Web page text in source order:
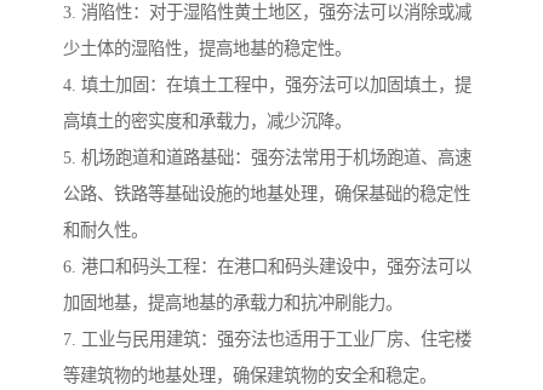
3. 消陷性：对于湿陷性黄土地区，强夯法可以消除或减
少土体的湿陷性，提高地基的稳定性。
4. 填土加固：在填土工程中，强夯法可以加固填土，提
高填土的密实度和承载力，减少沉降。
5. 机场跑道和道路基础：强夯法常用于机场跑道、高速
公路、铁路等基础设施的地基处理，确保基础的稳定性
和耐久性。
6. 港口和码头工程：在港口和码头建设中，强夯法可以
加固地基，提高地基的承载力和抗冲刷能力。
7. 工业与民用建筑：强夯法也适用于工业厂房、住宅楼
等建筑物的地基处理，确保建筑物的安全和稳定。